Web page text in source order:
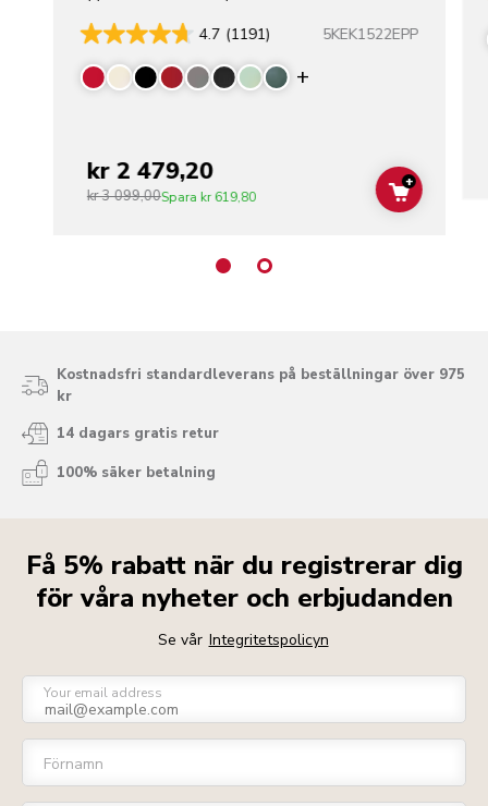
4.7 (1191) 5KEK1522EPP
Display more
kr 2 479,20
kr 3 099,00Spara kr 619,80 ADD TO
+
Kostnadsfri standardleverans på beställningar över 975
kr
14 dagars gratis retur
100% säker betalning
Få 5% rabatt när du registrerar dig
för våra nyheter och erbjudanden
Se vår Integritetspolicyn
Your email address
Förnamn